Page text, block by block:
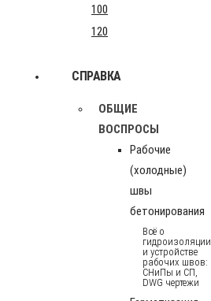
100
120
СПРАВКА
ОБЩИЕ
ВОСПРОСЫ
Рабочие
(холодные)
швы
бетонирования
Всё о
гидроизоляции
и устройстве
рабочих швов:
СНиПы и СП,
DWG чертежи